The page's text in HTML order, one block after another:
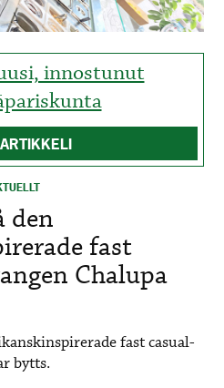
innostunut
den
fast
Chalupa
fast casual-
bytts.